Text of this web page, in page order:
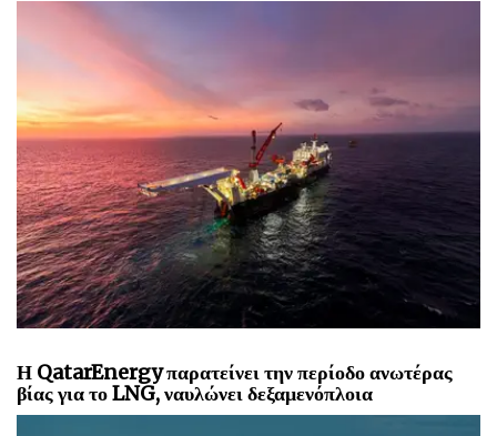
Η QatarEnergy παρατείνει την περίοδο ανωτέρας
βίας για το LNG, ναυλώνει δεξαμενόπλοια